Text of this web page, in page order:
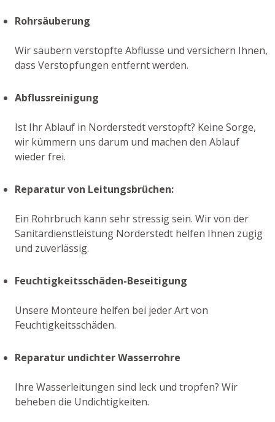
Rohrsäuberung
Wir säubern verstopfte Abflüsse und versichern Ihnen,
dass Verstopfungen entfernt werden.
Abflussreinigung
Ist Ihr Ablauf in Norderstedt verstopft? Keine Sorge,
wir kümmern uns darum und machen den Ablauf
wieder frei.
Reparatur von Leitungsbrüchen:
Ein Rohrbruch kann sehr stressig sein. Wir von der
Sanitärdienstleistung Norderstedt helfen Ihnen zügig
und zuverlässig.
Feuchtigkeitsschäden-Beseitigung
Unsere Monteure helfen bei jeder Art von
Feuchtigkeitsschäden.
Reparatur undichter Wasserrohre
Ihre Wasserleitungen sind leck und tropfen? Wir
beheben die Undichtigkeiten.